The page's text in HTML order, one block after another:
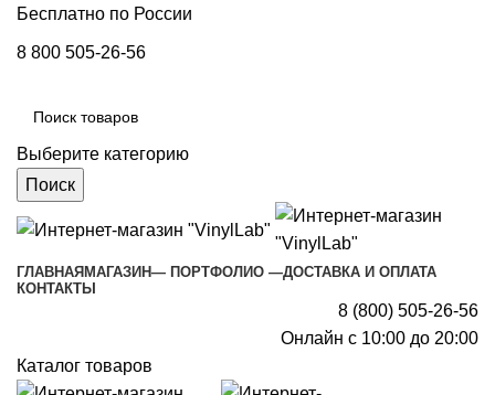
Бесплатно по России
8 800 505-26-56
Выберите категорию
Поиск
ГЛАВНАЯ МАГАЗИН— ПОРТФОЛИО —ДОСТАВКА И ОПЛАТА
КОНТАКТЫ
8 (800) 505-26-56
Онлайн с 10:00 до 20:00
Каталог товаров